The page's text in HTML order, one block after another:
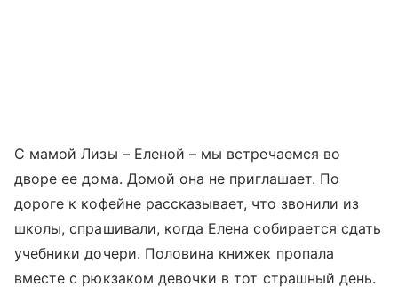
С мамой Лизы – Еленой – мы встречаемся во
дворе ее дома. Домой она не приглашает. По
дороге к кофейне рассказывает, что звонили из
школы, спрашивали, когда Елена собирается сдать
учебники дочери. Половина книжек пропала
вместе с рюкзаком девочки в тот страшный день.